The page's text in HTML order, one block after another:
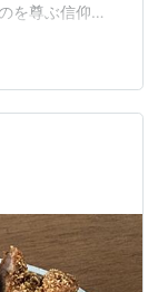
を尊ぶ信仰は
多くの日本人
報&戦史観を